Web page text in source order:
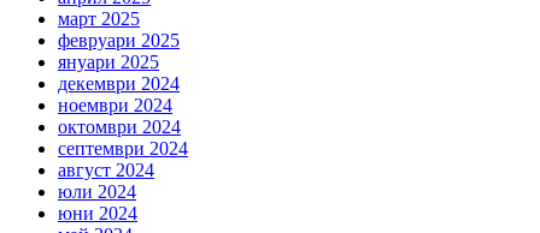
март 2025
февруари 2025
януари 2025
декември 2024
ноември 2024
октомври 2024
септември 2024
август 2024
юли 2024
юни 2024